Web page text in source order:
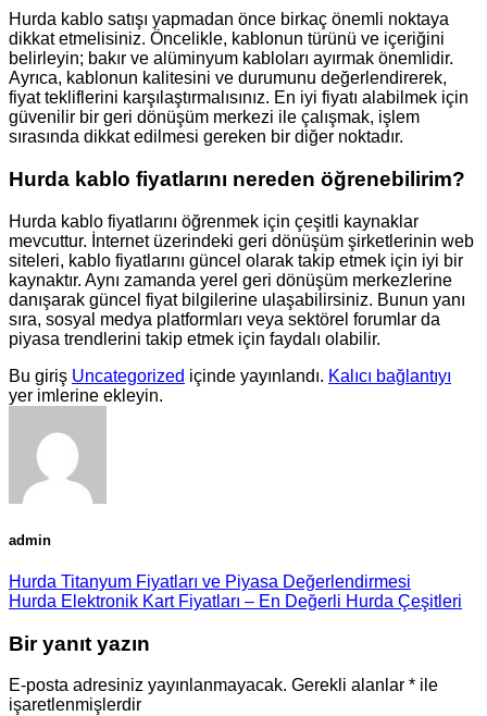
Hurda kablo satışı yapmadan önce birkaç önemli noktaya
dikkat etmelisiniz. Öncelikle, kablonun türünü ve içeriğini
belirleyin; bakır ve alüminyum kabloları ayırmak önemlidir.
Ayrıca, kablonun kalitesini ve durumunu değerlendirerek,
fiyat tekliflerini karşılaştırmalısınız. En iyi fiyatı alabilmek için
güvenilir bir geri dönüşüm merkezi ile çalışmak, işlem
sırasında dikkat edilmesi gereken bir diğer noktadır.
Hurda kablo fiyatlarını nereden öğrenebilirim?
Hurda kablo fiyatlarını öğrenmek için çeşitli kaynaklar
mevcuttur. İnternet üzerindeki geri dönüşüm şirketlerinin web
siteleri, kablo fiyatlarını güncel olarak takip etmek için iyi bir
kaynaktır. Aynı zamanda yerel geri dönüşüm merkezlerine
danışarak güncel fiyat bilgilerine ulaşabilirsiniz. Bunun yanı
sıra, sosyal medya platformları veya sektörel forumlar da
piyasa trendlerini takip etmek için faydalı olabilir.
Bu giriş Uncategorized içinde yayınlandı. Kalıcı bağlantıyı
yer imlerine ekleyin.
admin
Hurda Titanyum Fiyatları ve Piyasa Değerlendirmesi
Hurda Elektronik Kart Fiyatları – En Değerli Hurda Çeşitleri
Bir yanıt yazın
E-posta adresiniz yayınlanmayacak. Gerekli alanlar * ile
işaretlenmişlerdir